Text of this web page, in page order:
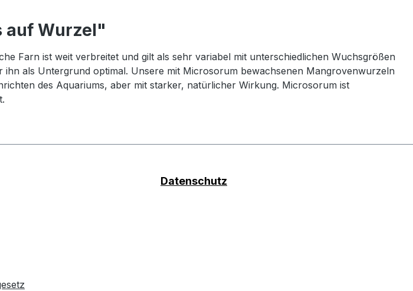
auf Wurzel"
Farn ist weit verbreitet und gilt als sehr variabel mit unterschiedlichen Wuchsgrößen
als Untergrund optimal. Unsere mit Microsorum bewachsenen Mangrovenwurzeln
des Aquariums, aber mit starker, natürlicher Wirkung. Microsorum ist
Datenschutz